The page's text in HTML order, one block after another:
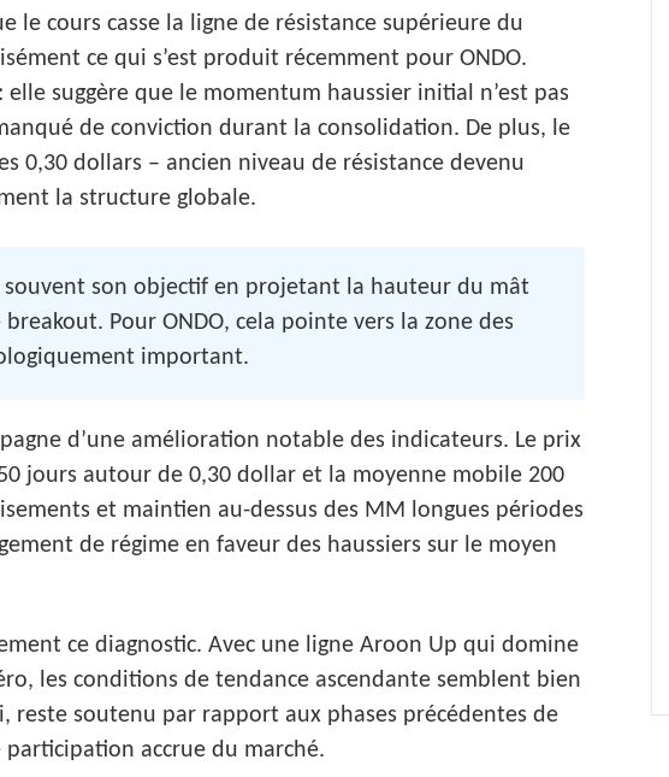
le cours casse la ligne de résistance supérieure du
ce qui s’est produit récemment pour ONDO.
elle suggère que le momentum haussier initial n’est pas
de conviction durant la consolidation. De plus, le
0,30 dollars – ancien niveau de résistance devenu
la structure globale.
souvent son objectif en projetant la hauteur du mât
Pour ONDO, cela pointe vers la zone des
important.
d’une amélioration notable des indicateurs. Le prix
jours autour de 0,30 dollar et la moyenne mobile 200
et maintien au-dessus des MM longues périodes
de régime en faveur des haussiers sur le moyen
ce diagnostic. Avec une ligne Aroon Up qui domine
les conditions de tendance ascendante semblent bien
reste soutenu par rapport aux phases précédentes de
accrue du marché.